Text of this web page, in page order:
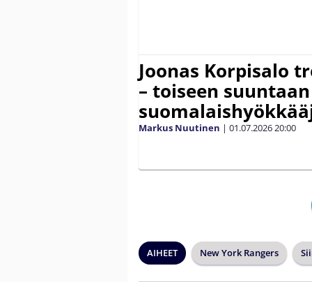
Joonas Korpisalo
– toiseen suuntaan
Markus Nuutinen | 01.07.202620:00
AIHEET New York Rangers